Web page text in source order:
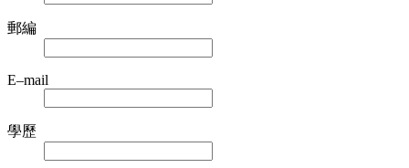
郵編
E–mail
學歷